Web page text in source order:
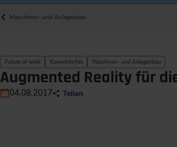
Maschinen- und Anlagenbau
Future of work Konnektivität Maschinen- und Anlagenbau
Augmented Reality für
04.08.2017 Teilen